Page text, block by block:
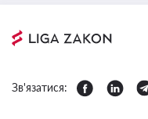
Зв'язатися: